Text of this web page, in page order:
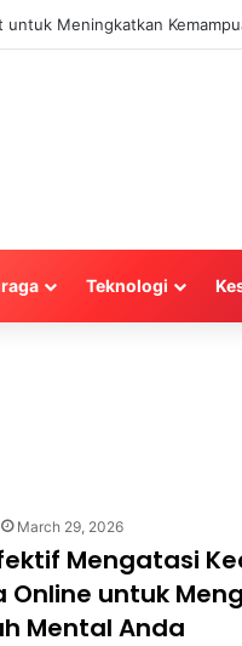
untuk Unggul di Industri
Teknologi
March 29, 2026
Mengatasi
Online untuk
Mental Anda